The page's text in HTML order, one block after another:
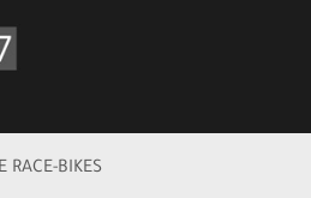
RACE-BIKES